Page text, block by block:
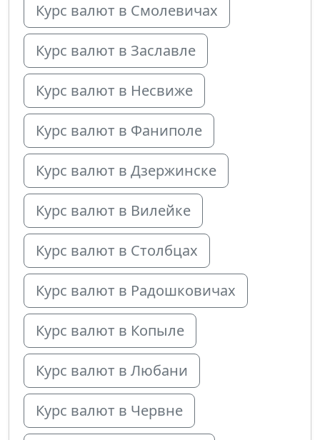
Курс валют в Смолевичах
Курс валют в Заславле
Курс валют в Несвиже
Курс валют в Фаниполе
Курс валют в Дзержинске
Курс валют в Вилейке
Курс валют в Столбцах
Курс валют в Радошковичах
Курс валют в Копыле
Курс валют в Любани
Курс валют в Червне